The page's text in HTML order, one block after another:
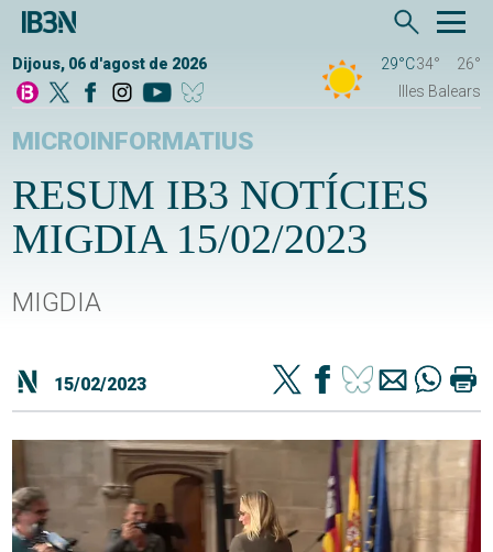
Dijous, 06 d'agost de 2026 29°C34°
26°
Illes Balears
MICROINFORMATIUS
RESUM IB3 NOTÍCIES
MIGDIA 15/02/2023
MIGDIA
15/02/2023